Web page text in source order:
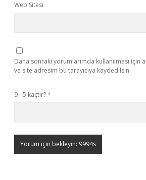
Web Sitesi
Daha sonraki yorumlarımda kullanılması için
ve site adresim bu tarayıcıya kaydedilsin.
9 - 5 kaçtır?*